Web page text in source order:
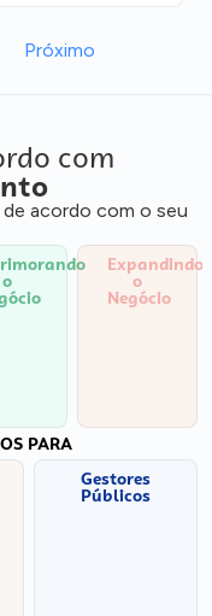
Próximo
com
acordo com o seu
o
Expandindo
o
Negócio
PARA
Gestores
Públicos